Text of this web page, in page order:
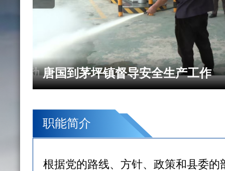
题活动 唐国到茅坪镇督导安全生产工作
职能简介
根据党的路线、方针、政策和县委的